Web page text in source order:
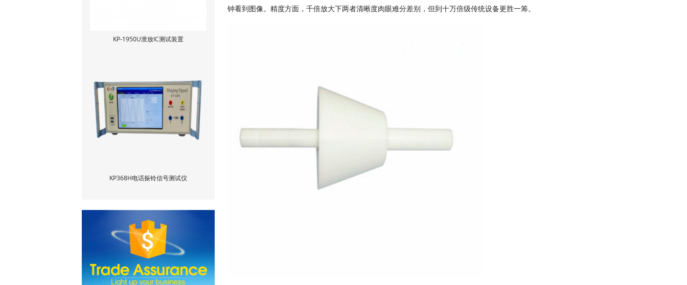
钟看到图像。精度方面，千倍放大下两者清晰度肉眼难分差别，但到十万倍级传统设备更胜一筹。
KP-1950U泄放IC测试装置
KP368H电话振铃信号测试仪